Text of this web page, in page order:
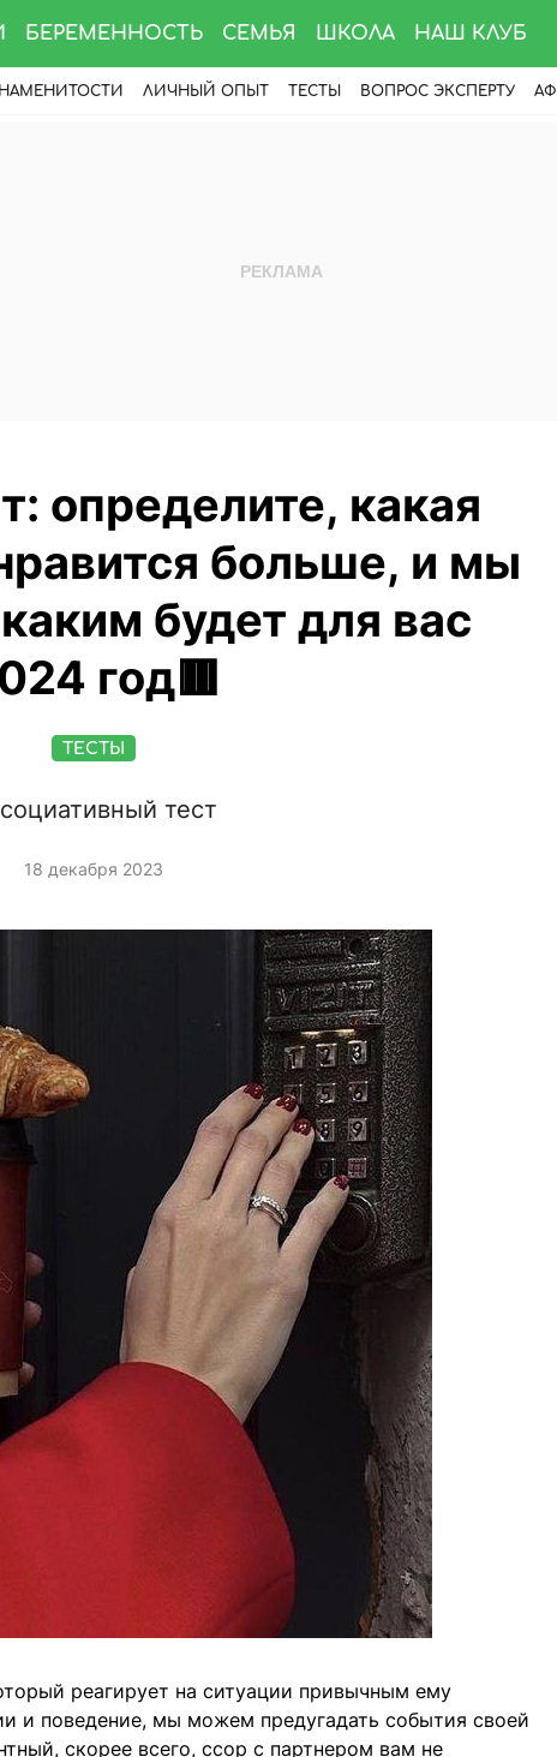
БЕРЕМЕННОСТЬ СЕМЬЯ ШКОЛА НАШ КЛУБ
ЛИЧНЫЙ ОПЫТ ТЕСТЫ ВОПРОС ЭКСПЕРТУ
определите, какая
больше, и мы
будет для вас
год🟥
ТЕСТЫ
тест
18 декабря 2023
реагирует на ситуации привычным ему
и поведение, мы можем предугадать события своей
скорее всего, ссор с партнером вам не